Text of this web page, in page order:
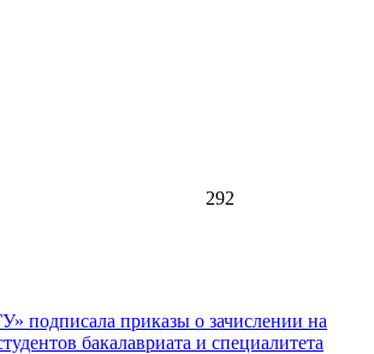
292
подписала приказы о зачислении на
бакалавриата и специалитета